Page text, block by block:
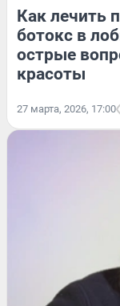
Как лечить
ботокс в
острые
красоты
27 марта, 2026, 17:00